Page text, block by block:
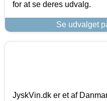
for at se deres udvalg.
Se udvalget
JyskVin.dk er et af